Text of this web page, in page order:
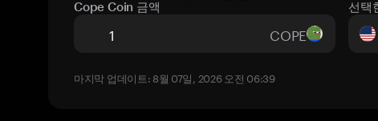
Cope Coin 금액
COPE
선택
마지막 업데이트: 8월 07일, 2026 오전 06:39